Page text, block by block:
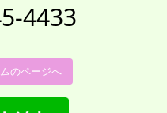
4433
のページへ